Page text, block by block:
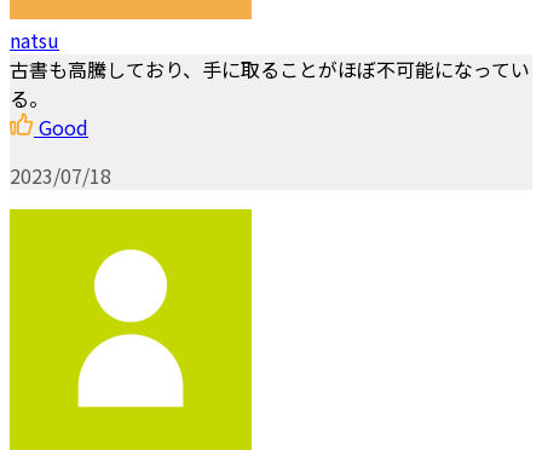
natsu
古書も高騰しており、手に取ることがほぼ不可能になってい
る。
Good
2023/07/18